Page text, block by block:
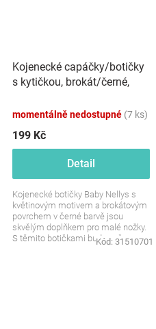
Kojenecké capáčky/botičky
s kytičkou, brokát/černé,
momentálně nedostupné (7 ks)
199 Kč
Detail
Kojenecké botičky Baby Nellys s
květinovým motivem a brokátovým
povrchem v černé barvě jsou
skvělým doplňkem pro malé nožky.
S těmito botičkami bude vaše
Kód: 31510701